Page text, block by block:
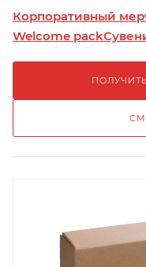
Корпоративный
Welcome pack